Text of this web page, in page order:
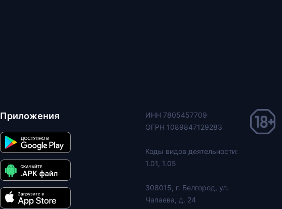
Приложения
ИНН 7805457709
ОГРН 1089847129283
Коды видов деятельности:
1.01, 1.05
308015, г. Белгород, ул.
Чапаева, д. 24